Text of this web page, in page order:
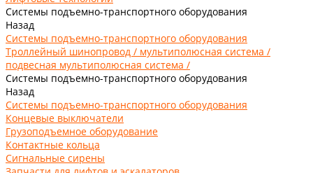
Системы подъемно-транспортного оборудования
Назад
Системы подъемно-транспортного оборудования
Троллейный шинопровод / мультиполюсная система /
подвесная мультиполюсная система /
Системы подъемно-транспортного оборудования
Назад
Системы подъемно-транспортного оборудования
Концевые выключатели
Грузоподъемное оборудование
Контактные кольца
Сигнальные сирены